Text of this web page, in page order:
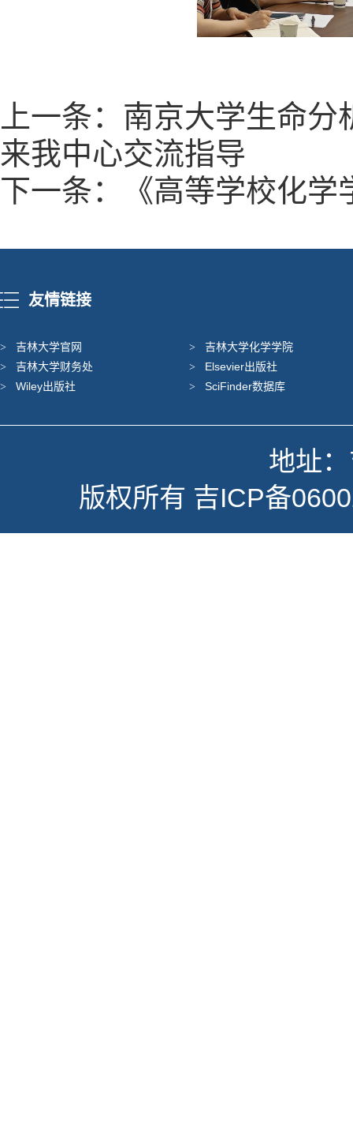
上一条： 南京大学生命分
来我中心交流指导
下一条：
《高等学校化
友情链接
吉林大学官网
吉林大学化学学院
吉林大学财务处
Elsevier出版社
Wiley出版社
SciFinder数据库
地址
版权所有 吉ICP备